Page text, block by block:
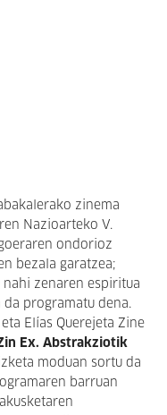
zinema
Nazioarteko V.
ondorioz
bezala garatzea;
zenaren espiritua
programatu dena.
Elías Querejeta Zine
Ex. Abstrakziotik
moduan sortu da
barruan